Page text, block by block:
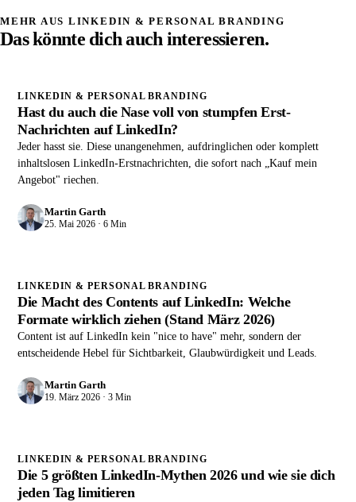
MEHR AUS LINKEDIN & PERSONAL BRANDING
Das könnte dich auch interessieren.
LINKEDIN & PERSONAL BRANDING
Hast du auch die Nase voll von stumpfen Erst-
Nachrichten auf LinkedIn?
Jeder hasst sie. Diese unangenehmen, aufdringlichen oder komplett
inhaltslosen LinkedIn-Erstnachrichten, die sofort nach „Kauf mein
Angebot" riechen.
Martin Garth
25. Mai 2026 · 6 Min
LINKEDIN & PERSONAL BRANDING
Die Macht des Contents auf LinkedIn: Welche
Formate wirklich ziehen (Stand März 2026)
Content ist auf LinkedIn kein "nice to have" mehr, sondern der
entscheidende Hebel für Sichtbarkeit, Glaubwürdigkeit und Leads.
Martin Garth
19. März 2026 · 3 Min
LINKEDIN & PERSONAL BRANDING
Die 5 größten LinkedIn-Mythen 2026 und wie sie dich
jeden Tag limitieren